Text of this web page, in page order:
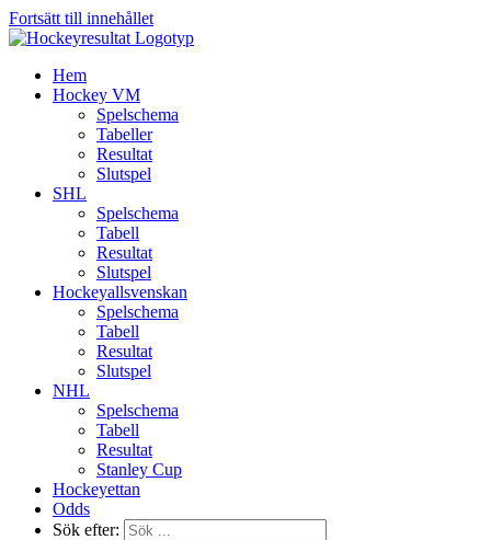
Fortsätt till innehållet
Hem
Hockey VM
Spelschema
Tabeller
Resultat
Slutspel
SHL
Spelschema
Tabell
Resultat
Slutspel
Hockeyallsvenskan
Spelschema
Tabell
Resultat
Slutspel
NHL
Spelschema
Tabell
Resultat
Stanley Cup
Hockeyettan
Odds
Sök efter: